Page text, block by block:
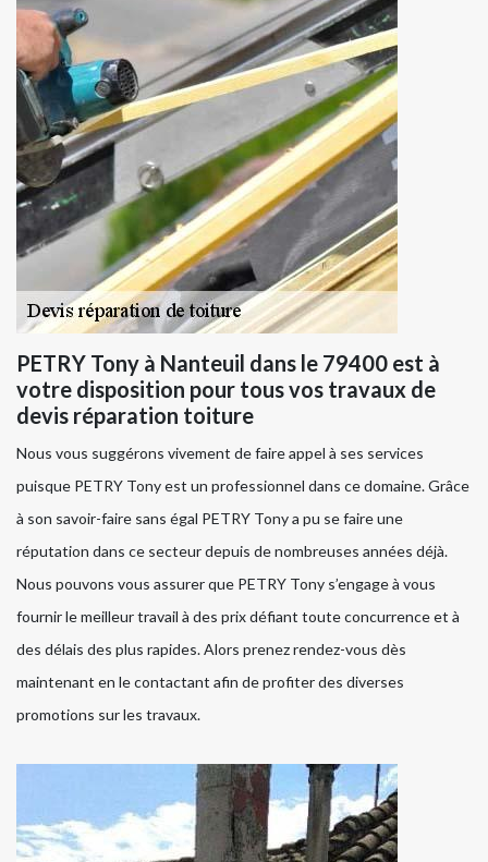
PETRY Tony à Nanteuil dans le 79400 est à
votre disposition pour tous vos travaux de
devis réparation toiture
Nous vous suggérons vivement de faire appel à ses services
puisque PETRY Tony est un professionnel dans ce domaine. Grâce
à son savoir-faire sans égal PETRY Tony a pu se faire une
réputation dans ce secteur depuis de nombreuses années déjà.
Nous pouvons vous assurer que PETRY Tony s’engage à vous
fournir le meilleur travail à des prix défiant toute concurrence et à
des délais des plus rapides. Alors prenez rendez-vous dès
maintenant en le contactant afin de profiter des diverses
promotions sur les travaux.